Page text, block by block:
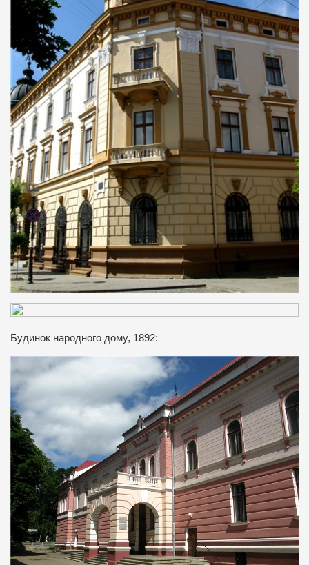
Будинок народного дому, 1892: